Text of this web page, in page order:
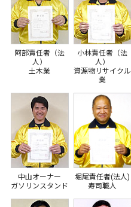
阿部責任者（法
人）
土木業
小林責任者（法
人）
資源物リサイクル
業
中山オーナー
ガソリンスタンド
堀尾責任者(法人)
寿司職人